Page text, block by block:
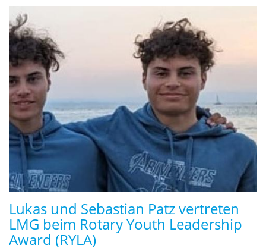
Lukas und Sebastian Patz vertreten
LMG beim Rotary Youth Leadership
Award (RYLA)